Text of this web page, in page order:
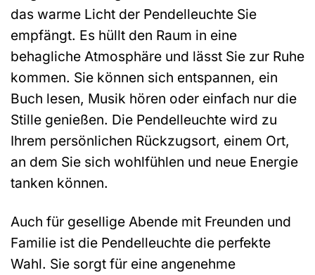
das warme Licht der Pendelleuchte Sie
empfängt. Es hüllt den Raum in eine
behagliche Atmosphäre und lässt Sie zur Ruhe
kommen. Sie können sich entspannen, ein
Buch lesen, Musik hören oder einfach nur die
Stille genießen. Die Pendelleuchte wird zu
Ihrem persönlichen Rückzugsort, einem Ort,
an dem Sie sich wohlfühlen und neue Energie
tanken können.
Auch für gesellige Abende mit Freunden und
Familie ist die Pendelleuchte die perfekte
Wahl. Sie sorgt für eine angenehme